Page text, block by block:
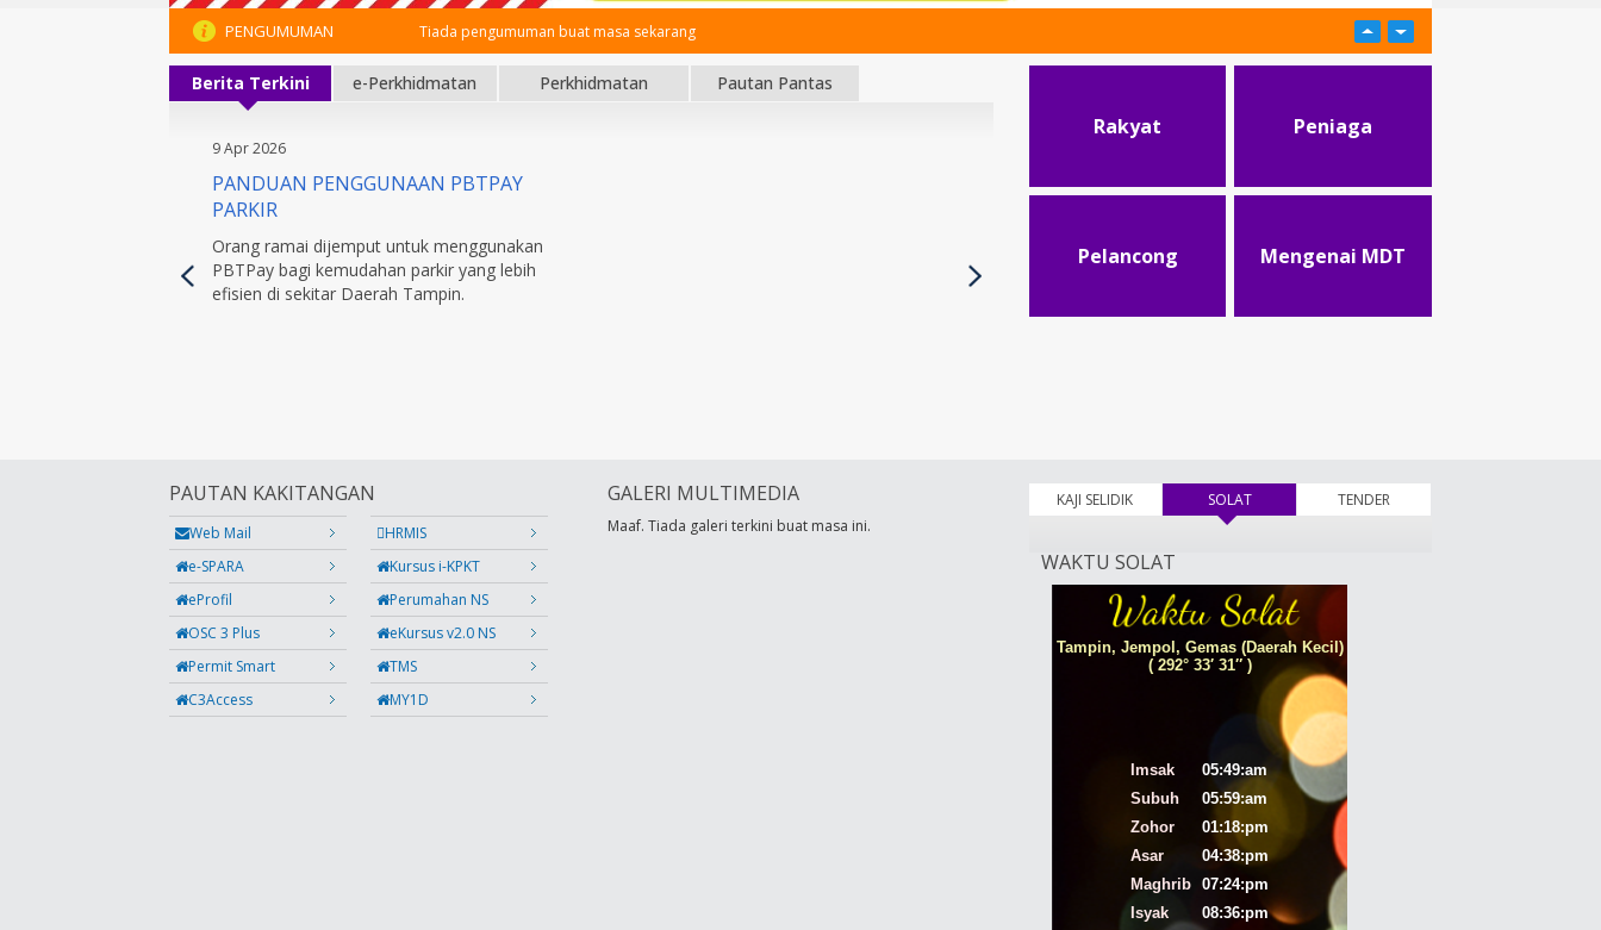
PENGUMUMAN Tiada pengumuman buat masa sekarang
Berita Terkini e-Perkhidmatan Perkhidmatan Pautan Pantas
9 Apr 2026
PANDUAN PENGGUNAAN PBTPAY
PARKIR
Orang ramai dijemput untuk menggunakan
PBTPay bagi kemudahan parkir yang lebih
efisien di sekitar Daerah Tampin.
Rakyat Peniaga
Pelancong Mengenai MDT
PAUTAN KAKITANGAN
Web Mail
HRMIS
e-SPARA
Kursus i-KPKT
eProfil
Perumahan NS
OSC 3 Plus
eKursus v2.0 NS
Permit Smart
TMS
C3Access
MY1D
GALERI MULTIMEDIA
Maaf. Tiada galeri terkini buat masa ini.
KAJI SELIDIK SOLAT(tab aktif) TENDER
WAKTU SOLAT